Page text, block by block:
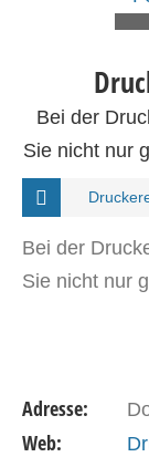
Bei der
Sie nicht nur
Bei der
Sie nicht nur
Adresse:
Web: